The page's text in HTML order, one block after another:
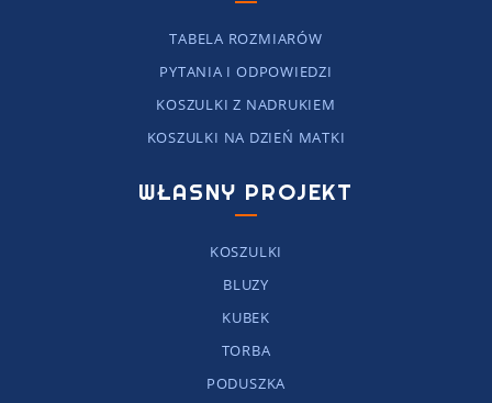
TABELA ROZMIARÓW
PYTANIA I ODPOWIEDZI
KOSZULKI Z NADRUKIEM
KOSZULKI NA DZIEŃ MATKI
WŁASNY PROJEKT
KOSZULKI
BLUZY
KUBEK
TORBA
PODUSZKA